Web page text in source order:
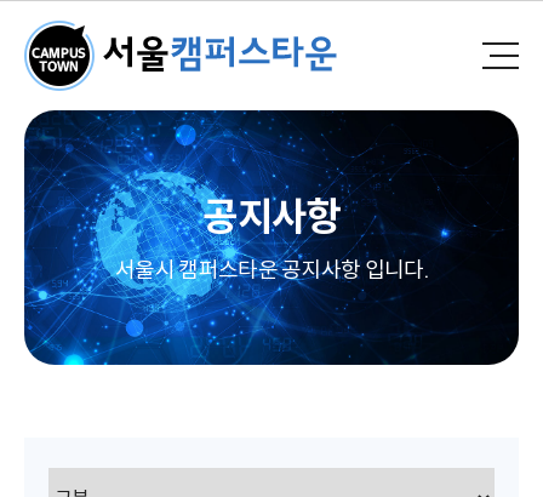
공지사항
서울시 캠퍼스타운 공지사항 입니다.